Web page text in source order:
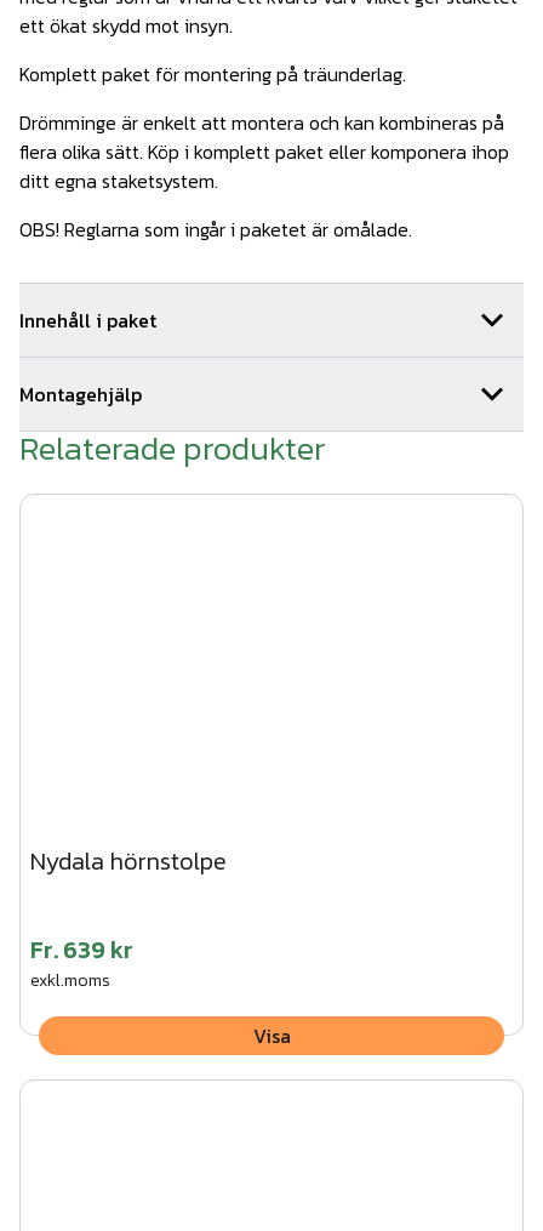
ett ökat skydd mot insyn.
Komplett paket för montering på träunderlag.
Drömminge är enkelt att montera och kan kombineras på
flera olika sätt. Köp i komplett paket eller komponera ihop
ditt egna staketsystem.
OBS! Reglarna som ingår i paketet är omålade.
Innehåll i paket
2st Montageskruv träreglar 100st
WerDe-902
2st Drömminge ände 1020 mm Vit Art.nr.Wer201
4 st Drömminge mellan 1020 mm Vit
7st WernamoDesign stolphatt vit Art.nr.Wer501-4
Montagehjälp
Så här monterar du ditt staket:
1. Tryck fast stolpen på stolpfoten.
Relaterade produkter
Nydala hörnstolpe
Fr.639 kr
exkl.moms
Visa